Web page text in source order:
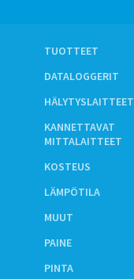
TUOTTEET
DATALOGGERIT
HÄLYTYSLAITTEET
KANNETTAVAT
MITTALAITTEET
KOSTEUS
LÄMPÖTILA
MUUT
PAINE
PINTA